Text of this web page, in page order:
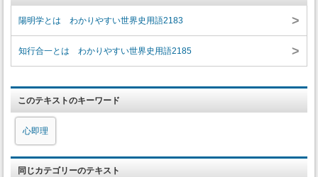
陽明学とは わかりやすい世界史用語2183 >
知行合一とは わかりやすい世界史用語2185 >
このテキストのキーワード
心即理
同じカテゴリーのテキスト